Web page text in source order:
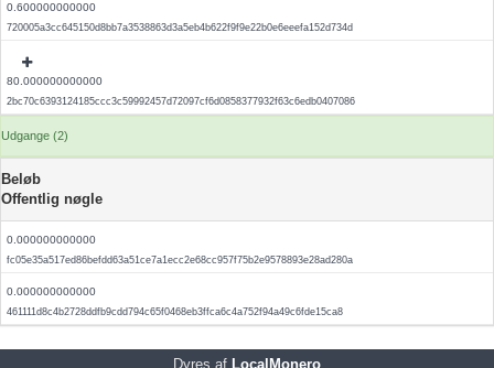
0.600000000000
720005a3cc645150d8bb7a3538863d3a5eb4b622f9f9e22b0e6eeefa152d734d
80.000000000000
2bc70c6393124185ccc3c59992457d72097cf6d0858377932f63c6edb0407086
Udgange (2)
Beløb
Offentlig nøgle
0.000000000000
fc05e35a517ed86befdd63a51ce7a1ecc2e68cc957f75b2e9578893e28ad280a
0.000000000000
461111d8c4b2728ddfb9cdd794c65f0468eb3ffca6c4a752f94a49c6fde15ca8
Dyres af LocalMonero